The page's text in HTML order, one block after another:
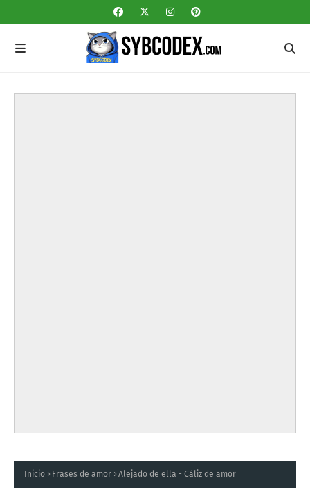
Inicio Frases de amor Alejado de ella - Cáliz de amor